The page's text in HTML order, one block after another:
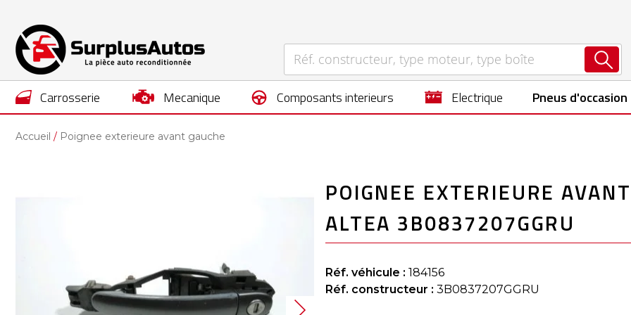
carrosserie mecanique composants interieurs electrique Pneus d'occasion
Accueil Poignee exterieure avant gauche
POIGNEE EXTERIEURE
ALTEA 3B0837207GGRU
Réf. véhicule : 184156
Réf. constructeur : 3B0837207GGRU